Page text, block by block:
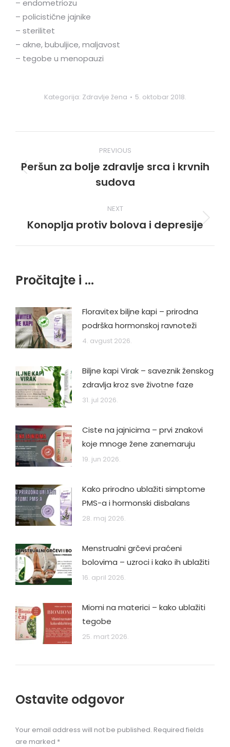
– endometriozu
– policistične jajnike
– sterilitet
– akne, bubuljice, maljavost
– tegobe u menopauzi
Kategorija: Zdravlje žena 5. oktobar 2018.
navigation
PREVIOUS
Previous
post:
Peršun za bolje zdravlje srca i krvnih
sudova
NEXT
Next
Konoplja protiv bolova i depresije
Pročitajte i ...
Floravitex biljne kapi – prirodna
podrška hormonskoj ravnoteži
4. avgust 2026.
Biljne kapi Virak – saveznik ženskog
zdravlja kroz sve životne faze
31. jul 2026.
Ciste na jajnicima – prvi znakovi
koje mnoge žene zanemaruju
19. jun 2026.
Kako prirodno ublažiti simptome
PMS-a i hormonski disbalans
28. maj 2026.
Menstrualni grčevi praćeni
bolovima – uzroci i kako ih ublažiti
16. april 2026.
Miomi na materici – kako ublažiti
tegobe
25. mart 2026.
Ostavite odgovor
Your email address will not be published. Required fields
are marked *